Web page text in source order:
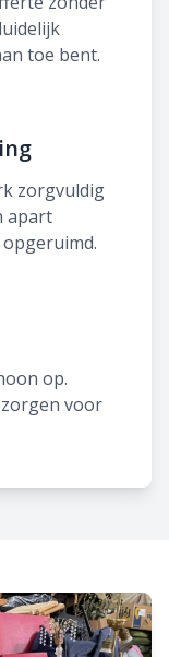
toe bent.
zorgvuldig
apart
op.
voor